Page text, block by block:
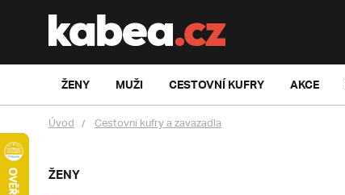
ŽENY MUŽI CESTOVNÍ KUFRY AKCE
Úvod Cestovní kufry a zavazadla
ŽENY